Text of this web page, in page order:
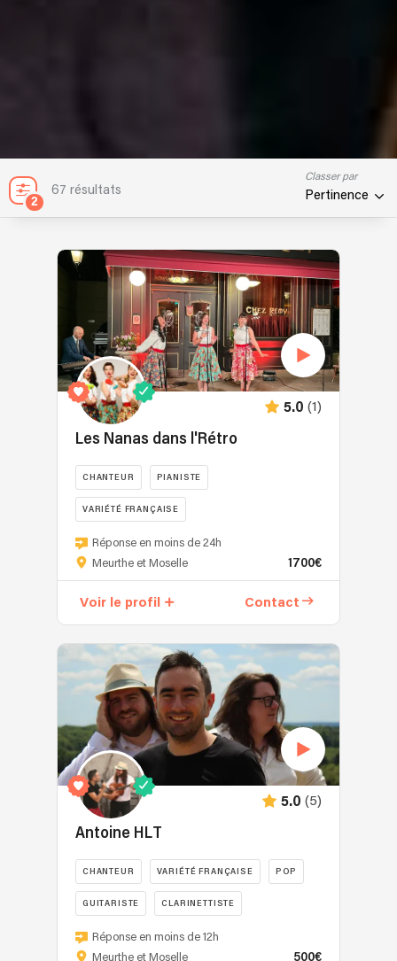
2
67 résultats
Classer par
Pertinence
5.0 (1)
Les Nanas dans l'Rétro
CHANTEUR PIANISTE
VARIÉTÉ FRANÇAISE
"L'élégance
à
française"
trio
vocal
féminin
dont
les
artistes
ont
en
commun
le
des
anciennes
chansons
donc
Réponse en moins de 24h
Meurthe et Moselle
1700€
Voir le profil Contact
5.0 (5)
Antoine HLT
CHANTEUR VARIÉTÉ FRANÇAISE POP
GUITARISTE CLARINETTISTE
Passionné
par
Réponse en moins de 12h
Meurthe et Moselle
500€